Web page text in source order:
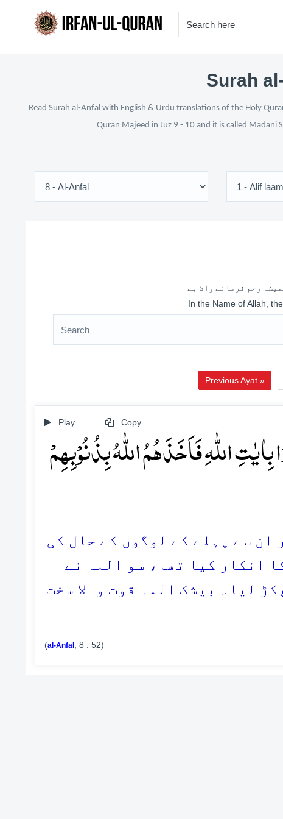
Surah
Read Surah al-Anfal with English & Urdu translations of the Holy
Quran Majeed in Juz 9 - 10 and it is called
رحم فرمانے والا ہے
In the Name of Allah,
Previous Ayat »
Play Copy
اللّٰہِ فَاَخَذَہُمُ اللّٰہُ بِذُنُوۡبِہِمۡ
ان سے پہلے کے لوگوں کے حال کی
انکار کیا تھا، سو اللہ نے
لیا۔ بیشک اللہ قوت والا سخت
(al-Anfal, 8 : 52)